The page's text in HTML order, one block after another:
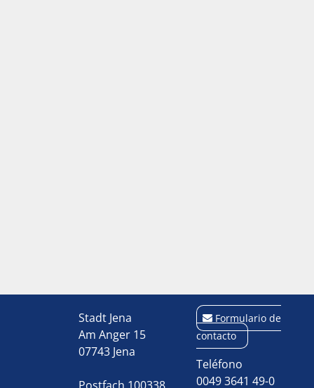
Stadt Jena
Am Anger 15
07743 Jena
Formulario de
contacto
Teléfono
0049 3641 49-0